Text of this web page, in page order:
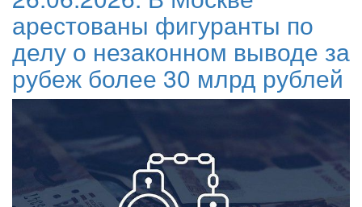
арестованы фигуранты по
делу о незаконном выводе за
рубеж более 30 млрд рублей